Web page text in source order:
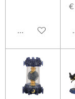
In winkelwagen
€